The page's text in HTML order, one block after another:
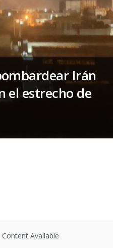
Irán
el estrecho de
Content Available